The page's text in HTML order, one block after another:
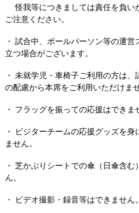
怪我等につきましては責任を負い
ご注意ください。
・ 試合中、ボールパーソン等の運営
立つ場合がございます。
・ 未就学児・車椅子ご利用の方は、
の配慮から本席をご利用いただけませ
・ フラッグを振っての応援はできま
・ ビジターチームの応援グッズを身
ません。
・ 芝かぶりシートでの傘（日傘含
ん。
・ ビデオ撮影・録音等はできません。